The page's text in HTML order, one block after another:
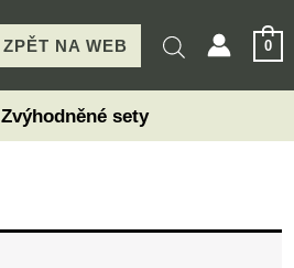
ZPĚT NA WEB 0
Zvýhodněné sety